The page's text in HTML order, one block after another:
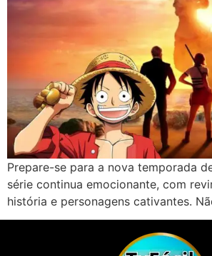
Prepare-se para a nova temporada
série continua emocionante, com
história e personagens cativantes.